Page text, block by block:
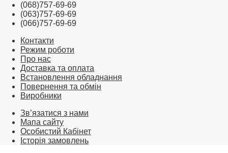
(068)757-69-69
(063)757-69-69
(066)757-69-69
Контакти
Режим роботи
Про нас
Доставка та оплата
Встановлення обладнання
Повернення та обмін
Виробники
Зв’язатися з нами
Мапа сайту
Особистий Кабінет
Історія замовлень